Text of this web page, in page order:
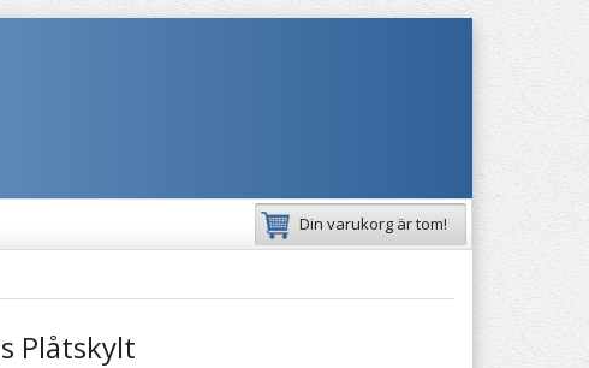
Din varukorg är tom!
Plåtskylt